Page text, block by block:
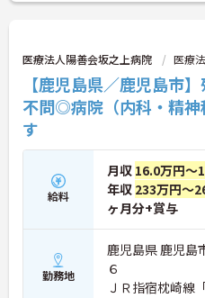
医療法人陽善会坂之上病院 医療
【鹿児島県／鹿児島市
不問◎病院（内科・精神
す
給料
月収 16.0万円～
年収 233万円～
ヶ月分+賞与
勤務地
鹿児島県 鹿児島
６
ＪＲ指宿枕崎線